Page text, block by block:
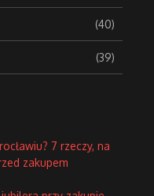
(40)
(39)
7 rzeczy, na
zakupem